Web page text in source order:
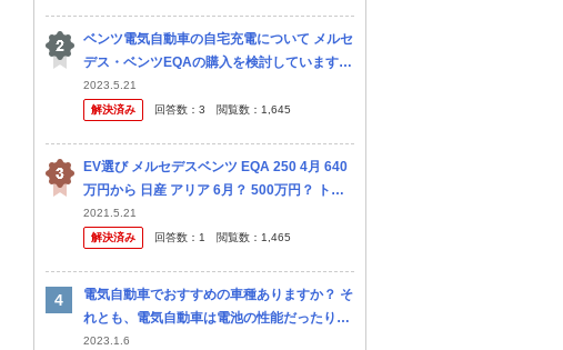
ベンツ電気自動車の自宅充電について メルセ
デス・ベンツEQAの購入を検討しています。
自宅充電について、専用のウォールユニット
が必要との情報を見たのですが、自宅壁付タ
2023.5.21
解決済み
回答数： 3 閲覧数： 1,645
EV選び メルセデスベンツ EQA 250 4月 640
万円から 日産 アリア 6月？ 500万円？ トヨ
タ bＺ4X 2022年 価格不明 何を買いますか？
買いませんか？ ガソリン車継続？
2021.5.21
解決済み
回答数： 1 閲覧数： 1,465
電気自動車でおすすめの車種ありますか？ そ
れとも、電気自動車は電池の性能だったり、
給電設備等の面でまだ待った方が良いのか？
2023.1.6